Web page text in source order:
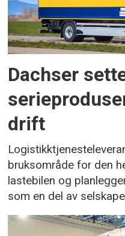
Dachser
drift
bruksområde for den
lastebilen og
som en del av